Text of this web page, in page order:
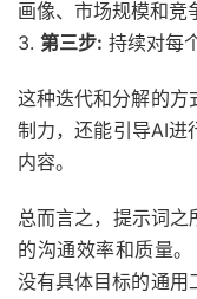
画像、市场规模和竞
3. 第三步: 持续对每
这种迭代和分解的方
制力，还能引导AI进
内容。
总而言之，提示词之
的沟通效率和质量
没有具体目标的通用